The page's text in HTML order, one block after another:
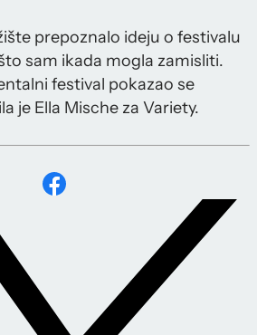
prepoznalo ideju o festivalu
sam ikada mogla zamisliti.
festival pokazao se
je Ella Mische za Variety.